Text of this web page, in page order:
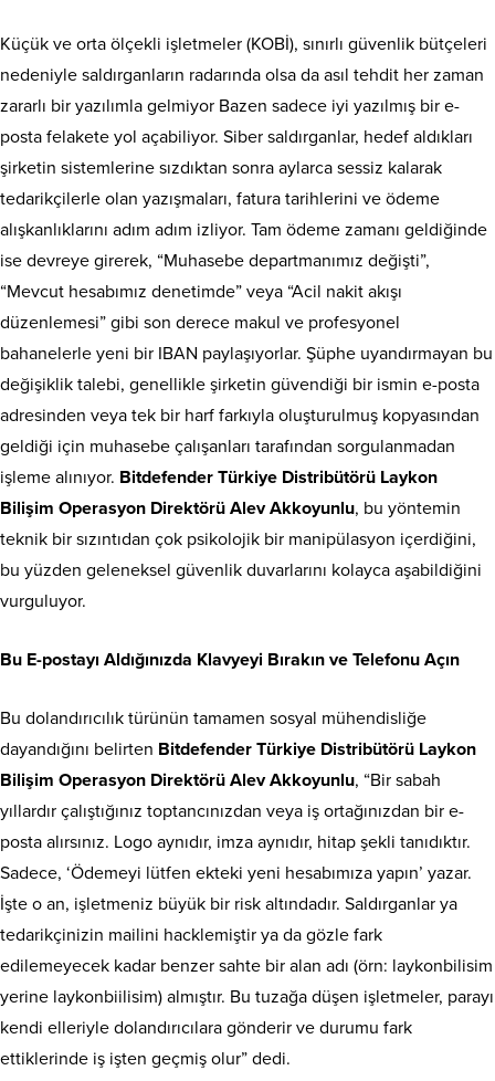
Küçük ve orta ölçekli işletmeler (KOBİ), sınırlı güvenlik bütçeleri
nedeniyle saldırganların radarında olsa da asıl tehdit her zaman
zararlı bir yazılımla gelmiyor Bazen sadece iyi yazılmış bir e-
posta felakete yol açabiliyor. Siber saldırganlar, hedef aldıkları
şirketin sistemlerine sızdıktan sonra aylarca sessiz kalarak
tedarikçilerle olan yazışmaları, fatura tarihlerini ve ödeme
alışkanlıklarını adım adım izliyor. Tam ödeme zamanı geldiğinde
ise devreye girerek, “Muhasebe departmanımız değişti”,
“Mevcut hesabımız denetimde” veya “Acil nakit akışı
düzenlemesi” gibi son derece makul ve profesyonel
bahanelerle yeni bir IBAN paylaşıyorlar. Şüphe uyandırmayan bu
değişiklik talebi, genellikle şirketin güvendiği bir ismin e-posta
adresinden veya tek bir harf farkıyla oluşturulmuş kopyasından
geldiği için muhasebe çalışanları tarafından sorgulanmadan
işleme alınıyor. Bitdefender Türkiye Distribütörü Laykon
Bilişim Operasyon Direktörü Alev Akkoyunlu, bu yöntemin
teknik bir sızıntıdan çok psikolojik bir manipülasyon içerdiğini,
bu yüzden geleneksel güvenlik duvarlarını kolayca aşabildiğini
vurguluyor.
Bu E-postayı Aldığınızda Klavyeyi Bırakın ve Telefonu Açın
Bu dolandırıcılık türünün tamamen sosyal mühendisliğe
dayandığını belirten Bitdefender Türkiye Distribütörü Laykon
Bilişim Operasyon Direktörü Alev Akkoyunlu, “Bir sabah
yıllardır çalıştığınız toptancınızdan veya iş ortağınızdan bir e-
posta alırsınız. Logo aynıdır, imza aynıdır, hitap şekli tanıdıktır.
Sadece, ‘Ödemeyi lütfen ekteki yeni hesabımıza yapın’ yazar.
İşte o an, işletmeniz büyük bir risk altındadır. Saldırganlar ya
tedarikçinizin mailini hacklemiştir ya da gözle fark
edilemeyecek kadar benzer sahte bir alan adı (örn: laykonbilisim
yerine laykonbiilisim) almıştır. Bu tuzağa düşen işletmeler, parayı
kendi elleriyle dolandırıcılara gönderir ve durumu fark
ettiklerinde iş işten geçmiş olur” dedi.